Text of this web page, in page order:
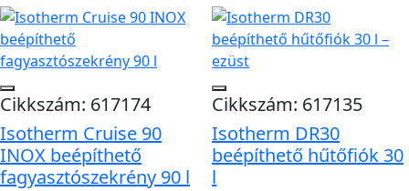
Cikkszám: 617174
Isotherm Cruise 90
INOX beépíthető
fagyasztószekrény 90 l
Cikkszám: 617135
Isotherm DR30
beépíthető hűtőfiók 30
l